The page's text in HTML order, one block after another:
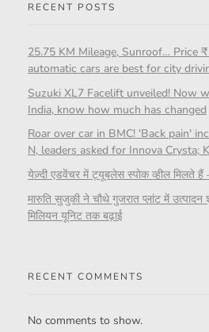
RECENT POSTS
25.75 KM Mileage, Sunroof… Price
automatic cars are best for city
Suzuki XL7 Facelift unveiled! Now
India, know how much has changed
Roar over car in BMC! 'Back pain'
N, leaders asked for Innova Crysta;
येज़्दी एडवेंचर में ट्यूबलेस स्पोक व्हील मिलते हैं
मारुति सुजुकी ने चौथे गुजरात प्लांट में उत्पादन
मिलियन यूनिट तक बढ़ाई
RECENT COMMENTS
No comments to show.